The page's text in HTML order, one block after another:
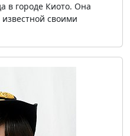
в городе Киото. Она
своими